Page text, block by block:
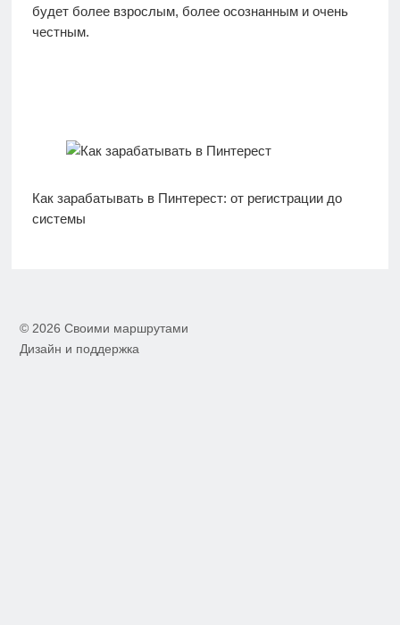
будет более взрослым, более осознанным и очень
честным.
Как зарабатывать в Пинтерест: от регистрации до
системы
© 2026 Своими маршрутами
Дизайн и поддержка